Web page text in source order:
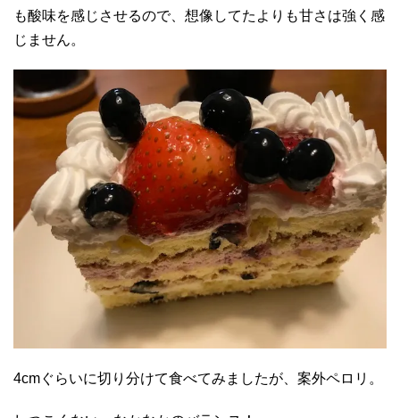
も酸味を感じさせるので、想像してたよりも甘さは強く感
じません。
4cmぐらいに切り分けて食べてみましたが、案外ペロリ。